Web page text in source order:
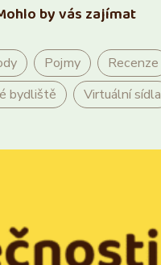
by vás zajímat
Pojmy
Recenze
bydliště
Virtuální sídla